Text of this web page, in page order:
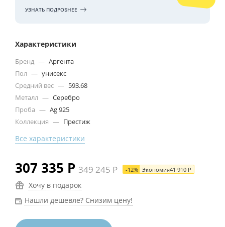
УЗНАТЬ ПОДРОБНЕЕ
Характеристики
Бренд — Аргента
Пол — унисекс
Средний вес — 593.68
Металл — Серебро
Проба — Ag 925
Коллекция — Престиж
Все характеристики
307 335 Р 349 245Р -12% Экономия41 910 Р
Хочу в подарок
Нашли дешевле? Снизим цену!